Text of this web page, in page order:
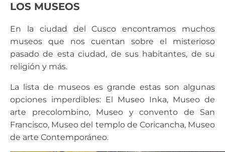
LOS MUSEOS
En la ciudad del Cusco encontramos muchos
museos que nos cuentan sobre el misterioso
pasado de esta ciudad, de sus habitantes, de su
religión y más.
La lista de museos es grande estas son algunas
opciones imperdibles: El Museo Inka, Museo de
arte precolombino, Museo y convento de San
Francisco, Museo del templo de Coricancha, Museo
de arte Contemporáneo.